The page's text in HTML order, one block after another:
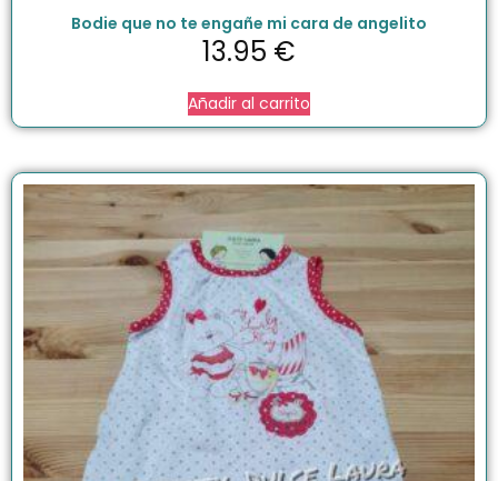
Bodie que no te engañe mi cara de angelito
13.95 €
Añadir al carrito